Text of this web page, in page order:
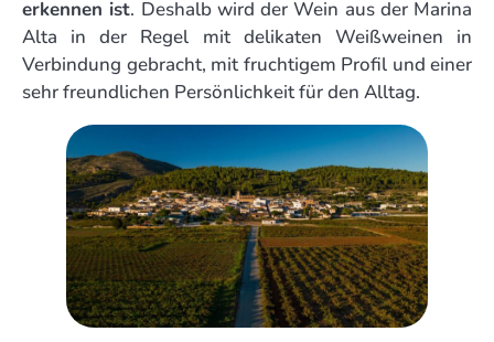
erkennen ist. Deshalb wird der Wein aus der Marina
Alta in der Regel mit delikaten Weißweinen in
Verbindung gebracht, mit fruchtigem Profil und einer
sehr freundlichen Persönlichkeit für den Alltag.